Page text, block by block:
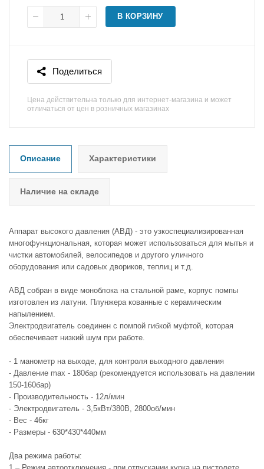
В КОРЗИНУ
Поделиться
Цена действительна только для интернет-магазина и может
отличаться от цен в розничных магазинах
Описание Характеристики
Наличие на складе
Аппарат высокого давления (АВД) - это узкоспециализированная
многофункциональная, которая может использоваться для мытья и
чистки автомобилей, велосипедов и другого уличного
оборудования или садовых двориков, теплиц и т.д.
АВД собран в виде моноблока на стальной раме, корпус помпы
изготовлен из латуни. Плунжера кованные с керамическим
напылением.
Электродвигатель соединен с помпой гибкой муфтой, которая
обеспечивает низкий шум при работе.
- 1 манометр на выходе, для контроля выходного давления
- Давление max - 180бар (рекомендуется использовать на давлении
150-160бар)
- Производительность - 12л/мин
- Электродвигатель - 3,5кВт/380В, 2800об/мин
- Вес - 46кг
- Размеры - 630*430*440мм
Два режима работы: